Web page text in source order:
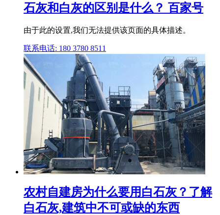
石灰和白灰的区别是什么？ 百家号
由于此的设置,我们无法提供该页面的具体描述。
联系电话: 180 3780 8511
农村自建房为什么要用白石灰？了解
白石灰,建筑中不可或缺的东西